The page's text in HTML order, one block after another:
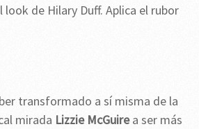
de Hilary Duff. Aplica el rubor
transformado a sí misma de la
mirada Lizzie McGuirea ser más